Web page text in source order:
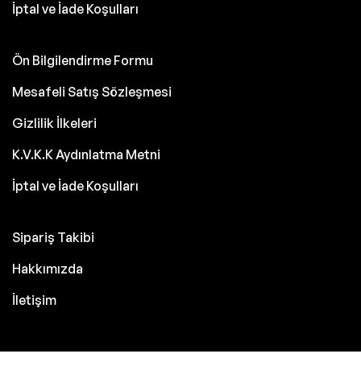
İptal ve İade Koşulları
Ön Bilgilendirme Formu
Mesafeli Satış Sözleşmesi
Gizlilik İlkeleri
K.V.K.K Aydınlatma Metni
İptal ve İade Koşulları
Sipariş Takibi
Hakkımızda
İletişim